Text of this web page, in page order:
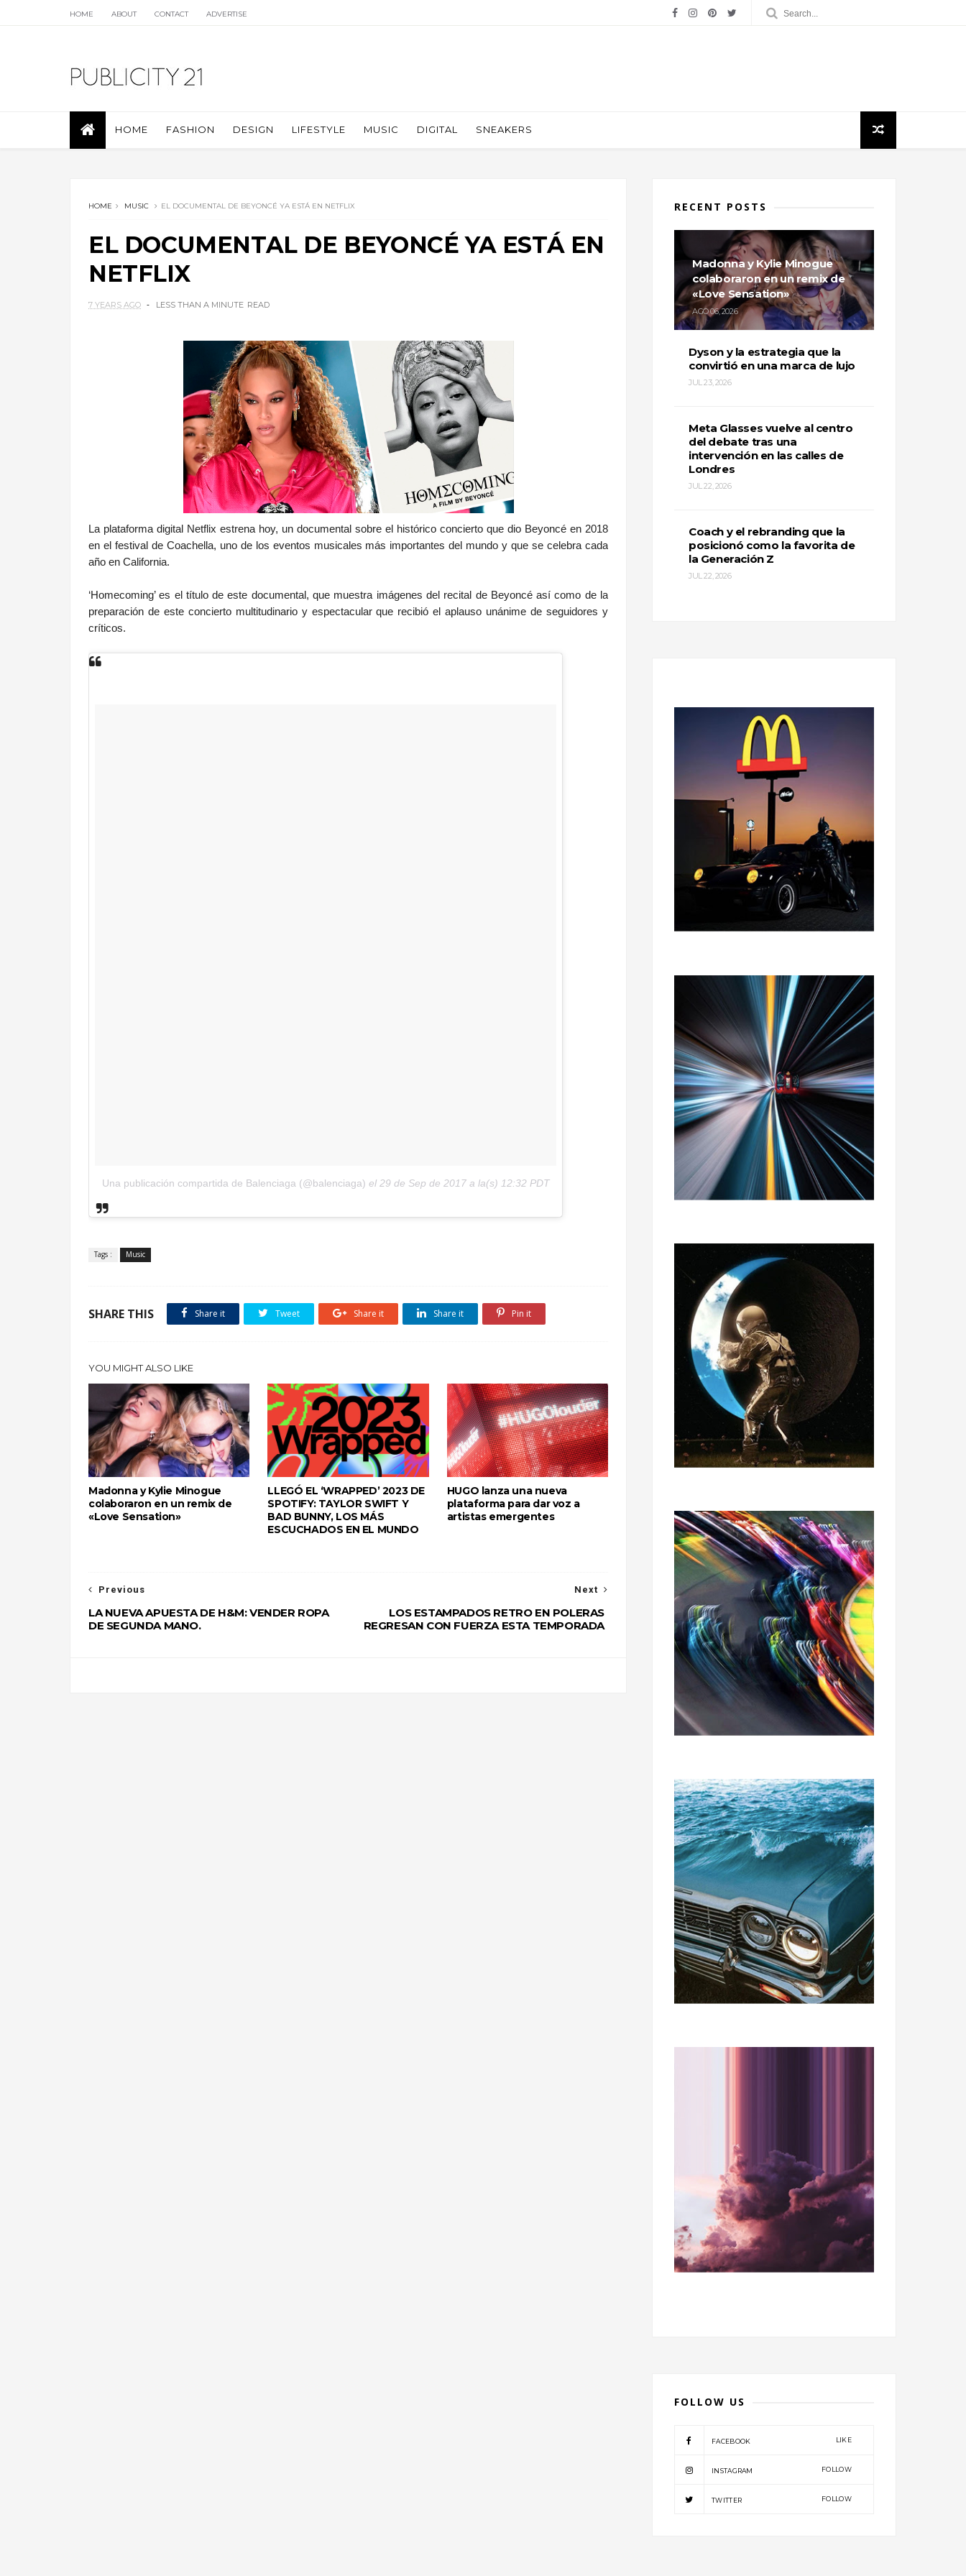
HOME ABOUT CONTACT ADVERTISE
HOME FASHION DESIGN LIFESTYLE MUSIC DIGITAL SNEAKERS
HOME MUSIC EL DOCUMENTAL DE BEYONCÉ YA ESTÁ EN NETFLIX
EL DOCUMENTAL DE BEYONCÉ YA ESTÁ EN
NETFLIX
7 YEARS AGO LESS THAN A MINUTE READ
La plataforma digital Netflix estrena hoy, un documental sobre el histórico concierto que dio Beyoncé en 2018
en el festival de Coachella, uno de los eventos musicales más importantes del mundo y que se celebra cada
año en California.
‘Homecoming’ es el título de este documental, que muestra imágenes del recital de Beyoncé así como de la
preparación de este concierto multitudinario y espectacular que recibió el aplauso unánime de seguidores y
críticos.
Una publicación compartida de Balenciaga (@balenciaga) el 29 de Sep de 2017 a la(s) 12:32 PDT
Tags : Music
SHARE THIS Share it Tweet Share it Share it Pin it
YOU MIGHT ALSO LIKE
Madonna y Kylie Minogue
colaboraron en un remix de
«Love Sensation»
LLEGÓ EL ‘WRAPPED’ 2023 DE
SPOTIFY: TAYLOR SWIFT Y
BAD BUNNY, LOS MÁS
ESCUCHADOS EN EL MUNDO
HUGO lanza una nueva
plataforma para dar voz a
artistas emergentes
Next
LOS ESTAMPADOS RETRO EN POLERAS
REGRESAN CON FUERZA ESTA TEMPORADA
Previous
LA NUEVA APUESTA DE H&M: VENDER ROPA
DE SEGUNDA MANO.
RECENT POSTS
Madonna y Kylie Minogue
colaboraron en un remix de
«Love Sensation»
AGO 06, 2026
Dyson y la estrategia que la
convirtió en una marca de lujo
JUL 23, 2026
Meta Glasses vuelve al centro
del debate tras una
intervención en las calles de
Londres
JUL 22, 2026
Coach y el rebranding que la
posicionó como la favorita de
la Generación Z
JUL 22, 2026
FOLLOW US
FACEBOOK LIKE
INSTAGRAM FOLLOW
TWITTER FOLLOW